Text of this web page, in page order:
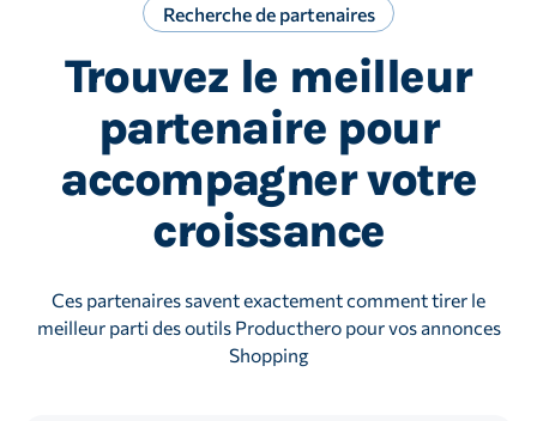
Recherche de partenaires
Trouvez le meilleur
partenaire pour
accompagner votre
croissance
Ces partenaires savent exactement comment tirer le
meilleur parti des outils Producthero pour vos annonces
Shopping